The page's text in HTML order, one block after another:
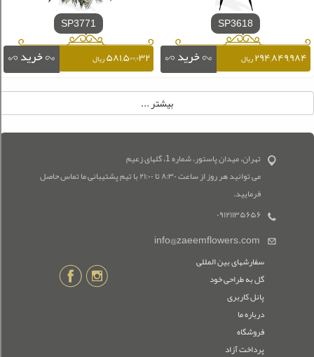
SP3618
۲۹۴,۸۴۹,۹۸۴ریال
SP3771
۵۸۱,۵۰۰,۰۳۲ریال
تهران، میدان پاستور، شماره 1، گلهای زعیم
می توانید هر روز از ساعت ۸:۳۰ تا ۲۱:۰۰ با تیم پشتیبانی ما تماس حاصل
فرمایید.
۰۹۱۲۱۱۳۵۶۵۶
info@zaeemflowers.com
سفارشهای بین المللی
گل به طراحی خود
پانل کاربری
درباره ما
فروشگاه
پرداخت آزاد